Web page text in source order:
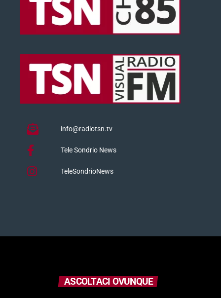
info@radiotsn.tv
Tele Sondrio News
TeleSondrioNews
ASCOLTACI OVUNQUE